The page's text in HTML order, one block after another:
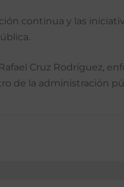
continua y las
Cruz Rodríguez,
de la administración